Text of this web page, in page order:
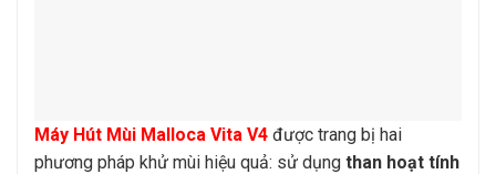
Máy Hút Mùi Malloca Vita V4 được trang bị hai
phương pháp khử mùi hiệu quả: sử dụng than hoạt tính